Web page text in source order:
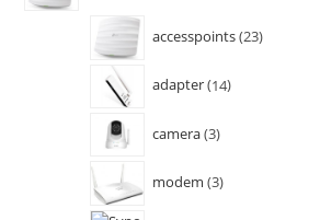
accesspoints 23
adapter 14
camera 3
modem 3